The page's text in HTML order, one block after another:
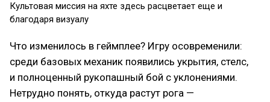
Культовая миссия на яхте здесь расцветает еще и
благодаря визуалу
Что изменилось в геймплее? Игру осовременили:
среди базовых механик появились укрытия, стелс,
и полноценный рукопашный бой с уклонениями.
Нетрудно понять, откуда растут рога —